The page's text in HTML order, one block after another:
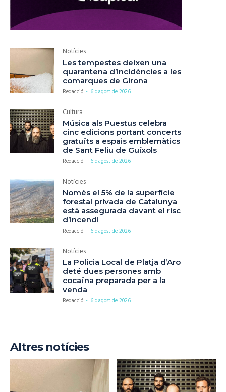
Notícies
Les tempestes deixen una
quarantena d’incidències a les
comarques de Girona
Redacció - 6 d'agost de 2026
Cultura
Música als Puestus celebra
cinc edicions portant concerts
gratuïts a espais emblemàtics
de Sant Feliu de Guíxols
Redacció - 6 d'agost de 2026
Notícies
Només el 5% de la superfície
forestal privada de Catalunya
està assegurada davant el risc
d’incendi
Redacció - 6 d'agost de 2026
Notícies
La Policia Local de Platja d’Aro
deté dues persones amb
cocaïna preparada per a la
venda
Redacció - 6 d'agost de 2026
Altres notícies